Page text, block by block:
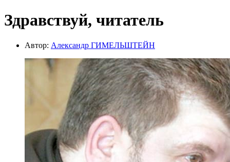
Здравствуй, читатель
Автор: Александр ГИМЕЛЬШТЕЙН